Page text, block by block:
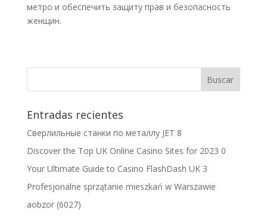
метро и обеспечить защиту прав и безопасность
женщин.
Entradas recientes
Сверлильные станки по металлу JET 8
Discover the Top UK Online Casino Sites for 2023 0
Your Ultimate Guide to Casino FlashDash UK 3
Profesjonalne sprzątanie mieszkań w Warszawie
aobzor (6027)